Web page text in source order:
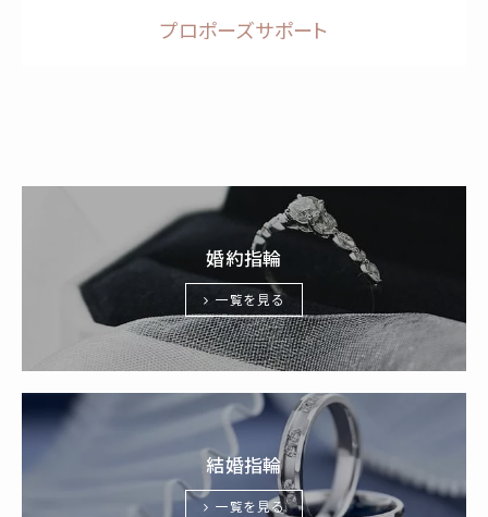
プロポーズサポート
婚約指輪
一覧を見る
結婚指輪
一覧を見る